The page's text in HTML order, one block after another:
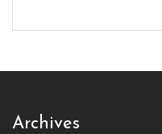
Archives